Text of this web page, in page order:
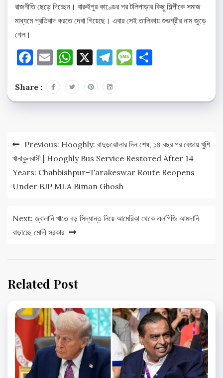
রাজনীতি ছেড়ে দিচ্ছেন। বারুইপুর কাণ্ডের পর টলিপাড়ার কিছু শিল্পীকে সমাজ
মাধ্যমে প্রতিবাদ করতে দেখা গিয়েছে। এবার সেই তালিকায় শুভশ্রীর নাম জুড়ে
গেল।
Facebook
EmailWhatsApp
X Telegram
Message
Share :
Post
navigation
Previous: Hooghly: বাদুড়ঝোলার দিন শেষ, ১৪ বছর পর বেজায় খুশি
খানাকুলবাসী | Hooghly Bus Service Restored After 14
Years: Chabbishpur–Tarakeswar Route Reopens
Under BJP MLA Biman Ghosh
Next: জ্বালানি খাতে বড় সিদ্ধান্ত নিয়ে আমেরিকা থেকে এলপিজি আমদানি
বাড়াচ্ছে মোদী সরকার
Related Post